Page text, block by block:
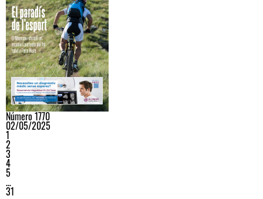
Número 1770
02/05/2025
1
2
3
4
5
…
31